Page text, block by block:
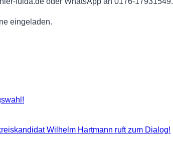
eingeladen.
Wilhelm Hartmann ruft zum Dialog!